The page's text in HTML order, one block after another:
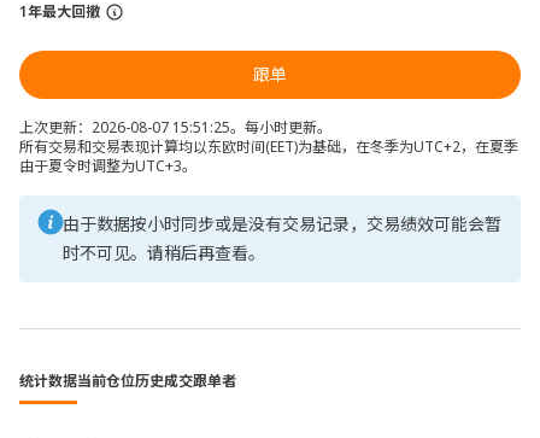
1年最大回撤
跟单
上次更新：2026-08-07 15:51:25。每小时更新。
所有交易和交易表现计算均以东欧时间(EET)为基础，在冬季为UTC+2，在夏季
由于夏令时调整为UTC+3。
由于数据按小时同步或是没有交易记录，交易绩效可能会暂
时不可见。请稍后再查看。
统计数据当前仓位历史成交跟单者